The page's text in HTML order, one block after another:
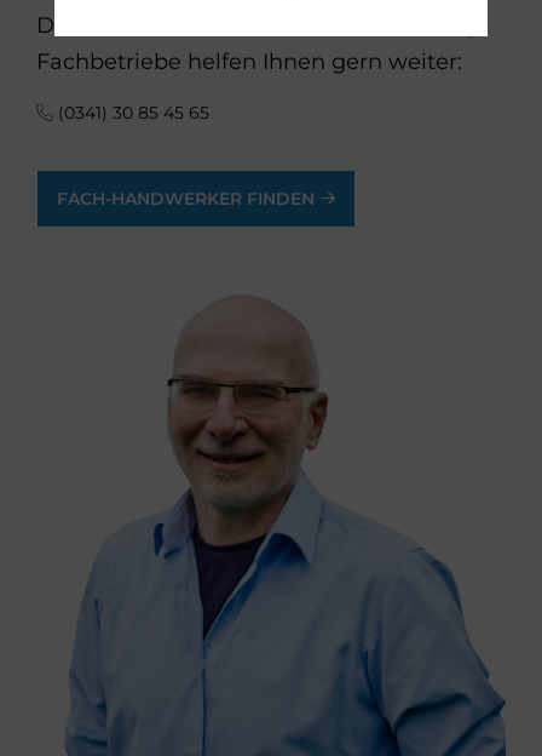
Die Service-Techniker der bad & heizung
Fachbetriebe helfen Ihnen gern weiter:
(0341) 30 85 45 65
FACH-HANDWERKER FINDEN